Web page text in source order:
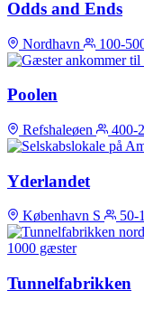
Odds and Ends
Nordhavn 100-
Poolen
Refshaleøen 400-
Yderlandet
København S 50-
Tunnelfabrikken